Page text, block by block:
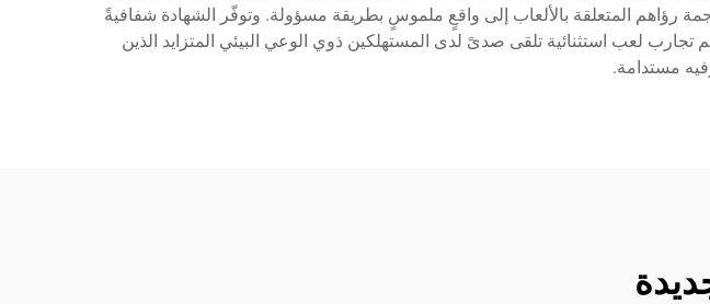
رؤاهم المتعلقة بالألعاب إلى واقعٍ ملموسٍ بطريقة مسؤولة. وتوفّر الشهادة شفافيةً
تجارب لعب استثنائية تلقى صدىً لدى المستهلكين ذوي الوعي البيئي المتزايد الذين
مستدامة.